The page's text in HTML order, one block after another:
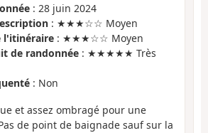
: 28 juin 2024
: ★★★☆☆ Moyen
l'itinéraire : ★★★☆☆ Moyen
de randonnée : ★★★★★ Très
: Non
et assez ombragé pour une
de point de baignade sauf sur la